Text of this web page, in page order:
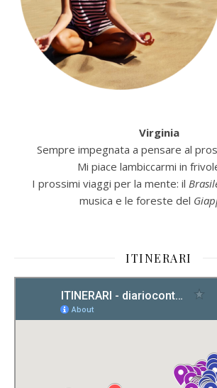
Virginia
Sempre impegnata a pensare al
Mi piace lambiccarmi in
I prossimi viaggi per la mente: il
musica e le foreste del
ITINERARI